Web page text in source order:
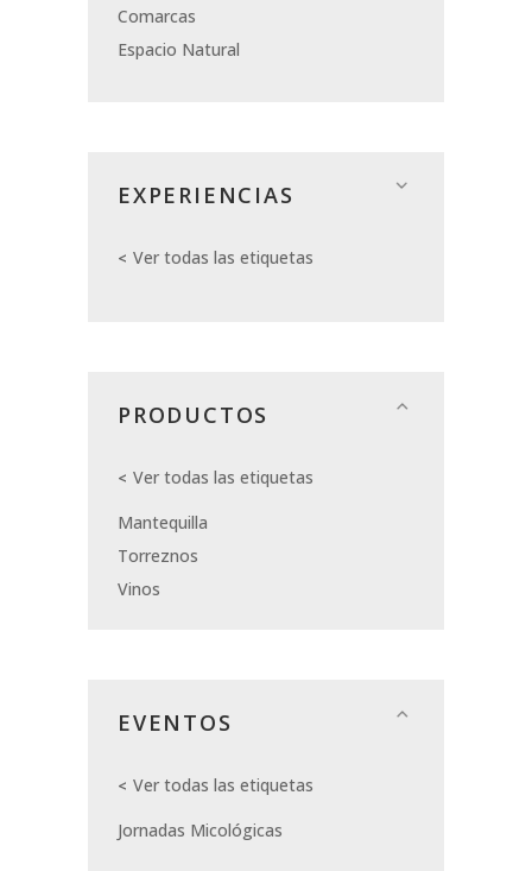
Comarcas
Espacio Natural
EXPERIENCIAS
Ver todas las etiquetas
PRODUCTOS
Ver todas las etiquetas
Mantequilla
Torreznos
Vinos
EVENTOS
Ver todas las etiquetas
Jornadas Micológicas